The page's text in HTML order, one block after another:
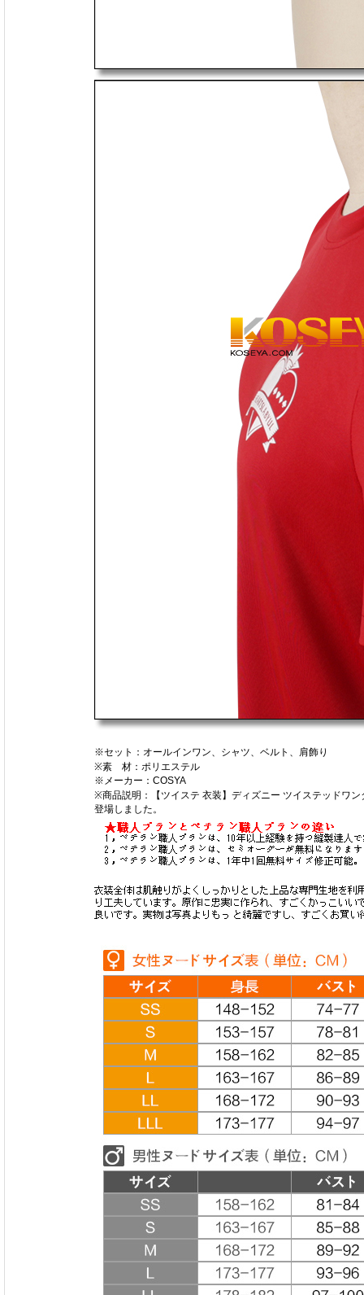
※セット：オールインワン、シャツ、ベルト、肩飾り
※素 材：ポリエステル
※メーカー：COSYA
※商品説明：【ツイステ 衣装】ディズニー ツイステッドワ
登場しました。